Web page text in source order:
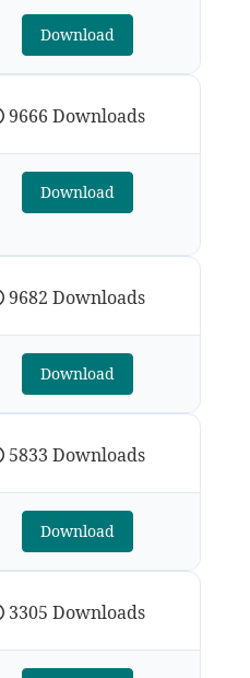
3305 Downloads
5833 Downloads
Download
Download
9666 Downloads
Download
9682 Downloads
Download